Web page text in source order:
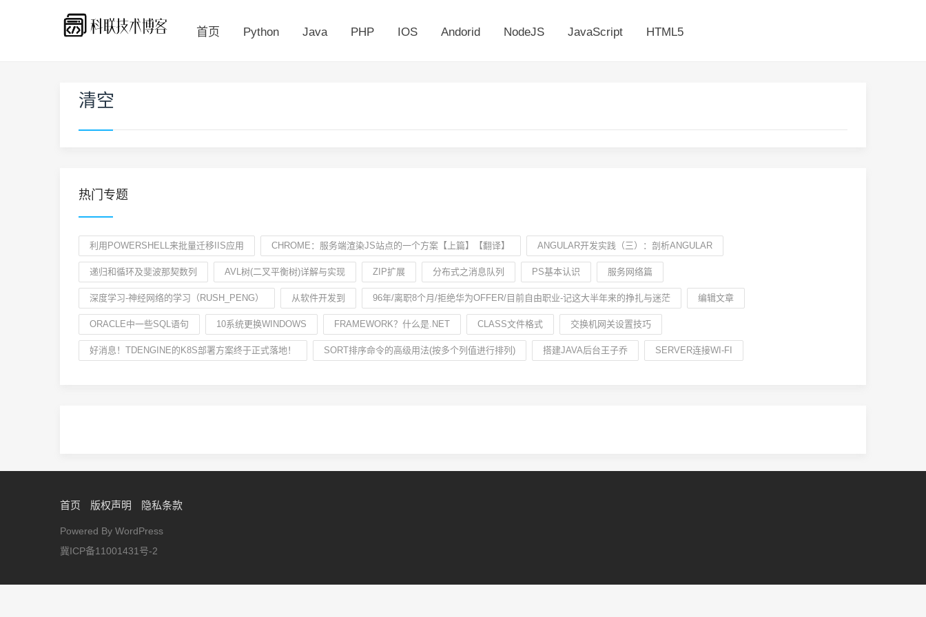
首页 Python Java PHP IOS Andorid NodeJS JavaScript HTML5
清空
热门专题
利用POWERSHELL来批量迁移IIS应用 CHROME：服务端渲染JS站点的一个方案【上篇】【翻译】 ANGULAR开发实践（三）：剖析ANGULAR
递归和循环及斐波那契数列 AVL树(二叉平衡树)详解与实现 ZIP扩展 分布式之消息队列 PS基本认识 服务网络篇
深度学习-神经网络的学习（RUSH_PENG） 从软件开发到 96年/离职8个月/拒绝华为OFFER/目前自由职业-记这大半年来的挣扎与迷茫 编辑文章
ORACLE中一些SQL语句 10系统更换WINDOWS FRAMEWORK？什么是.NET CLASS文件格式 交换机网关设置技巧
好消息！TDENGINE的K8S部署方案终于正式落地！ SORT排序命令的高级用法(按多个列值进行排列) 搭建JAVA后台王子乔 SERVER连接WI-FI
首页 版权声明 隐私条款
Powered By WordPress
冀ICP备11001431号-2